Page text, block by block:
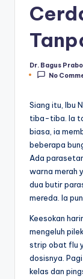
Posted
by
Dr. Bagus
No
Siang itu, Ibu
tiba-tiba. Ia
biasa, ia
beberapa
Ada
warna merah
dua butir
mereda. Ia
Keesokan
mengeluh
strip obat flu
dosisnya.
kelas dan